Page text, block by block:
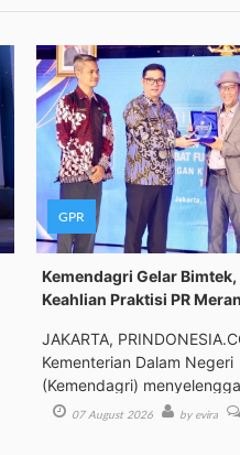
GPR
Kemendagri Gelar
Keahlian Praktisi PR
JAKARTA,
Kementerian Dalam Negeri
(Kemendagri)
Bimbingan Tek
07 August 2026 by evira